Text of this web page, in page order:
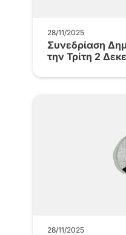
28/11/2025
Συνεδρίαση
την Τρίτη 2
28/11/2025